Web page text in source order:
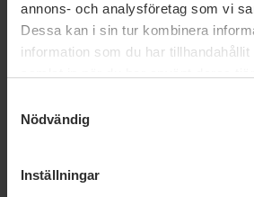
annons- och analysföretag som vi
Dessa kan i sin tur kombinera
information som du har
Nödvändig
Inställningar
hänsyn till djuren.